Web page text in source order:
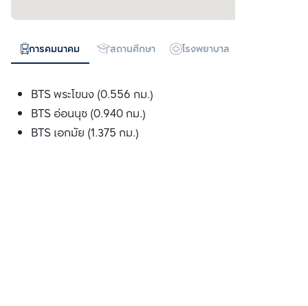
การคมนาคม สถานศึกษา โรงพยาบาล
BTS พระโขนง (0.556 กม.)
BTS อ่อนนุช (0.940 กม.)
BTS เอกมัย (1.375 กม.)